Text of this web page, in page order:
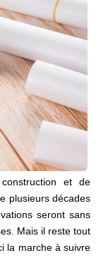
et de
plusieurs décades
seront sans
Mais il reste tout
la marche à suivre